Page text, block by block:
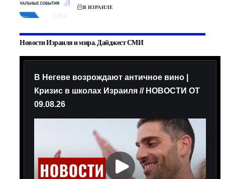
В ИЗРАИЛЕ
Новости Израиля и мира. Дайджест СМИ